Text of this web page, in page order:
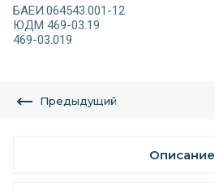
БАЕИ.064543.001-12
ЮДМ 469-03.19
469-03.019
Предыдущий
Описание